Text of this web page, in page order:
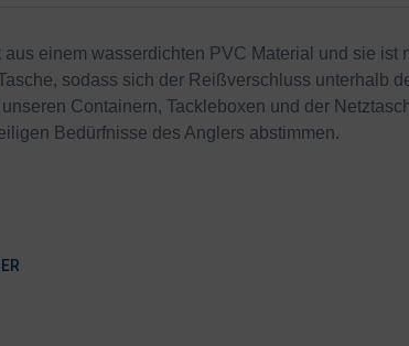
aus einem wasserdichten PVC Material und sie
sodass sich der Reißverschluss unterhalb
Containern, Tackleboxen und der
Bedürfnisse des Anglers abstimmen.